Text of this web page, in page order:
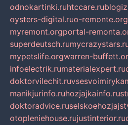
odnokartinki.ruhtccare.ru
oysters-digital.ruo-remonte.org
myremont.orgportal-
superdeutsch.ru
mypetslife.orgwarren-
infoelectrik.rumaterialexpert.ru
doktorvilechit.ru
manikjurinfo.ruhozjajkainfo.ru
doktoradvice.ru
otopleniehouse.rujustinterior.ru